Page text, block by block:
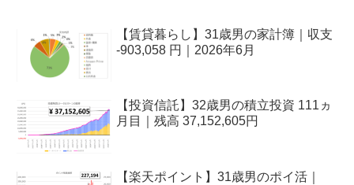
【賃貸暮らし】31歳男の家計簿｜収支
-903,058 円｜2026年6月
【投資信託】32歳男の積立投資 111ヵ
月目｜残高 37,152,605円
【楽天ポイント】31歳男のポイ活｜